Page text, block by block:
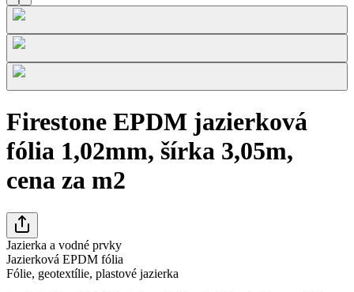
Firestone EPDM jazierková
fólia 1,02mm, šírka 3,05m,
cena za m2
Jazierka a vodné prvky
Jazierková EPDM fólia
Fólie, geotextílie, plastové jazierka